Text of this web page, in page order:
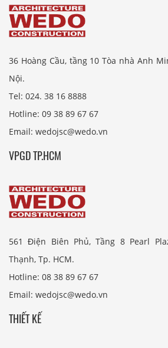
36 Hoàng Cầu, tầng 10 Tòa nhà Anh
Nội.
Tel: 024. 38 16 8888
Hotline: 09 38 89 67 67
Email: wedojsc@wedo.vn
VPGD TP.HCM
561 Điện Biên Phủ, Tầng 8 Pearl
Thạnh, Tp. HCM.
Hotline: 08 38 89 67 67
Email: wedojsc@wedo.vn
THIẾT KẾ